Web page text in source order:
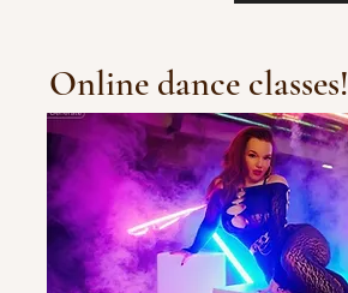
Online dance classes!